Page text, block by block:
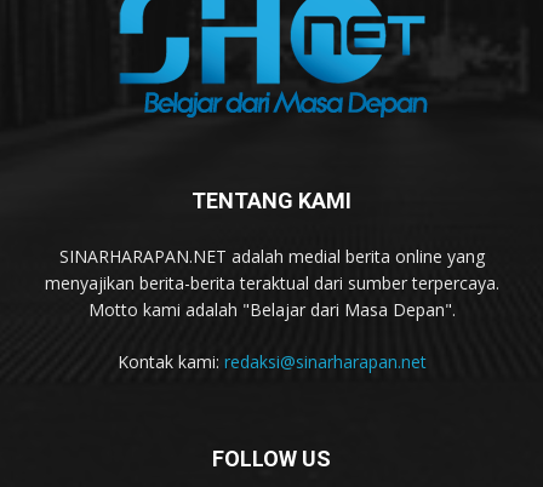
TENTANG KAMI
SINARHARAPAN.NET adalah medial berita online yang
menyajikan berita-berita teraktual dari sumber terpercaya.
Motto kami adalah "Belajar dari Masa Depan".
Kontak kami: redaksi@sinarharapan.net
FOLLOW US